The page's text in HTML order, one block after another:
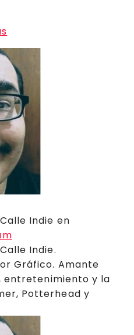
Indie en
Indie.
Gráfico. Amante
entretenimiento y la
Potterhead y